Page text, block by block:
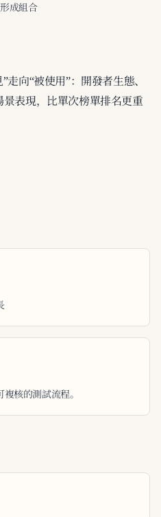
成組合
向“被使用”：開發者生態、
表現，比單次榜單排名更重
核的測試流程。